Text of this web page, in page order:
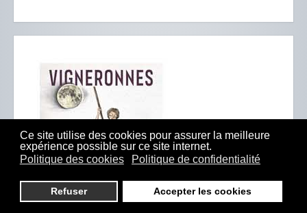
Ce site utilise des cookies pour assurer la meilleure
expérience possible sur ce site internet.
Politique des cookies
Politique de confidentialité
Refuser Accepter les cookies